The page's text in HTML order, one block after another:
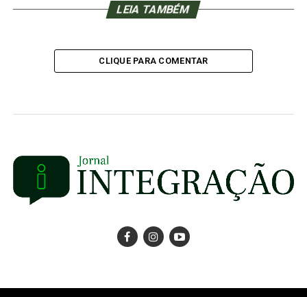
LEIA TAMBÉM
CLIQUE PARA COMENTAR